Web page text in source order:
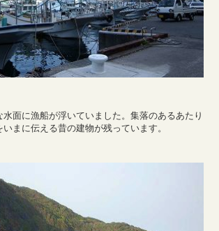
面に漁船が浮いていました。集落のあるあたり
まに伝える昔の建物が残っています。